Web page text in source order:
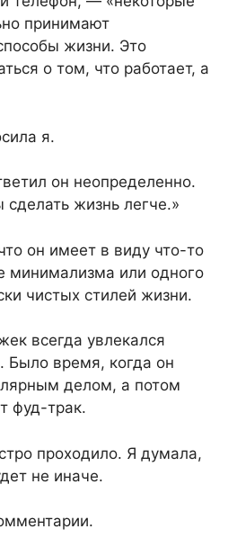
принимают
жизни. Это
о том, что работает, а
я.
он неопределенно.
жизнь легче.»
он имеет в виду что-то
минимализма или одного
чистых стилей жизни.
всегда увлекался
Было время, когда он
делом, а потом
фуд-трак.
проходило. Я думала,
не иначе.